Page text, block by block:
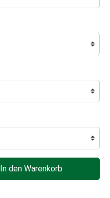
In den Warenkorb